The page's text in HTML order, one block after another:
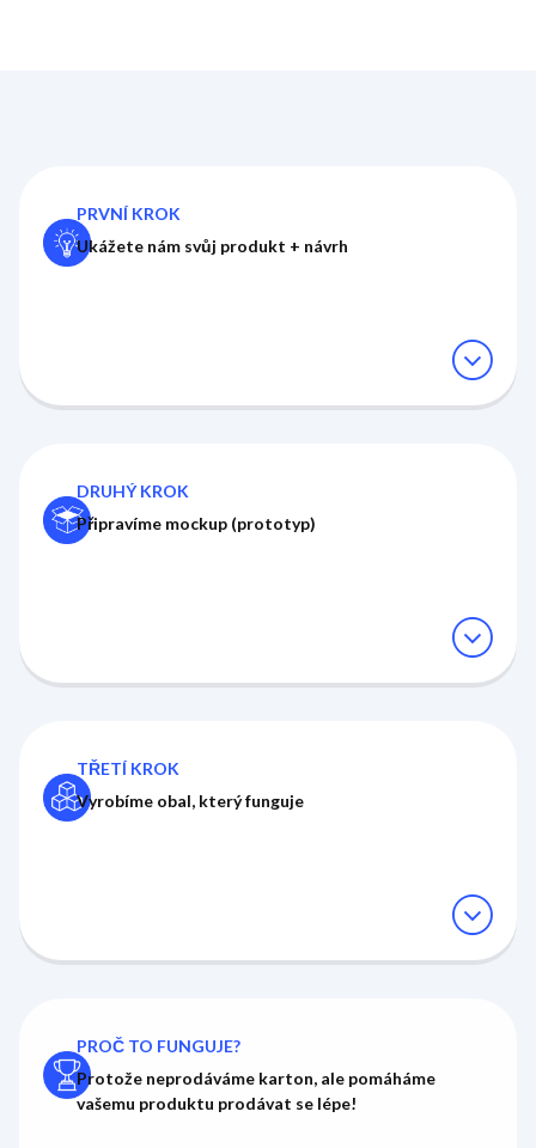
PRVNÍ KROK
Ukážete nám svůj produkt + návrh
expand_circle_down
DRUHÝ KROK
Připravíme mockup (prototyp)
expand_circle_down
TŘETÍ KROK
Vyrobíme obal, který funguje
expand_circle_down
PROČ TO FUNGUJE?
Protože neprodáváme karton, ale pomáháme
vašemu produktu prodávat se lépe!